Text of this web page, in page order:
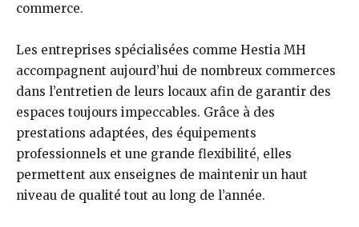
commerce.
Les entreprises spécialisées comme Hestia MH
accompagnent aujourd’hui de nombreux commerces
dans l’entretien de leurs locaux afin de garantir des
espaces toujours impeccables. Grâce à des
prestations adaptées, des équipements
professionnels et une grande flexibilité, elles
permettent aux enseignes de maintenir un haut
niveau de qualité tout au long de l’année.